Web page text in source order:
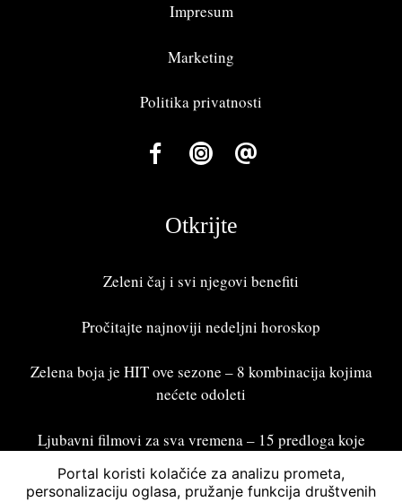
Impresum
Marketing
Politika privatnosti
Otkrijte
Zeleni čaj i svi njegovi benefiti
Pročitajte najnoviji nedeljni horoskop
Zelena boja je HIT ove sezone – 8 kombinacija kojima
nećete odoleti
Ljubavni filmovi za sva vremena – 15 predloga koje
treba odgledati
Portal koristi kolačiće za analizu prometa,
personalizaciju oglasa, pružanje funkcija društvenih